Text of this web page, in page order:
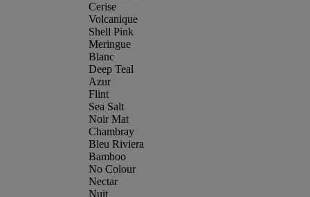
Cerise
Volcanique
Shell Pink
Meringue
Blanc
Deep Teal
Azur
Flint
Sea Salt
Noir Mat
Chambray
Bleu Riviera
Bamboo
No Colour
Nectar
Nuit